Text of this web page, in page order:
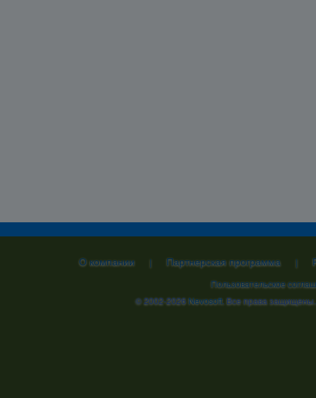
О компании | Партнерская программа |
Пользовательское
© 2002-2026Nevosoft. Все права защищены